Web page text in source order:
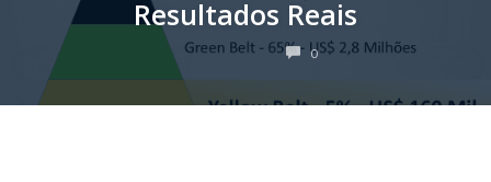
Resultados Reais
0COMENTÁRIOS